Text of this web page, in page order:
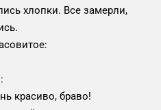
хлопки. Все замерли,
красиво, браво!